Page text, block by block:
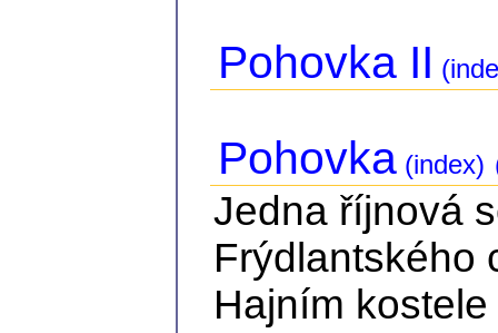
Pohovka II
Pohovka(index)
Jedna říjnová
Frýdlantského
Hajním